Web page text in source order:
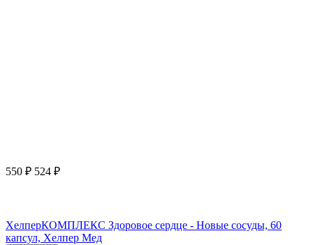
550 ₽ 524 ₽
ХелперКОМПЛЕКС Здоровое сердце - Новые сосуды, 60
капсул, Хелпер Мед